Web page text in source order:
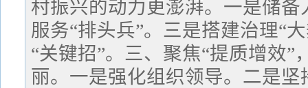
村振兴的动力更澎湃。一是储备
服务“排头兵”。三是搭建治理“
“关键招”。三、聚焦“提质增效
丽。一是强化组织领导。二是